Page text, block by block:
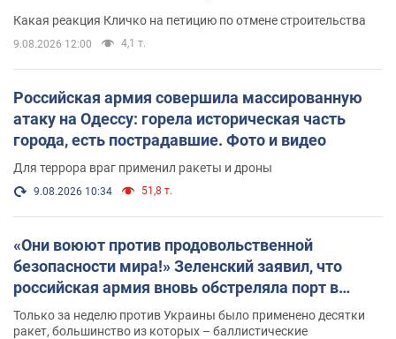
Какая реакция Кличко на петицию по отмене строительства
9.08.2026 12:00 4,1 т.
Российская армия совершила массированную
атаку на Одессу: горела историческая часть
города, есть пострадавшие. Фото и видео
Для террора враг применил ракеты и дроны
9.08.2026 10:34 51,8 т.
«Они воюют против продовольственной
безопасности мира!» Зеленский заявил, что
российская армия вновь обстреляла порт в
Одессе
Только за неделю против Украины было применено десятки
ракет, большинство из которых – баллистические